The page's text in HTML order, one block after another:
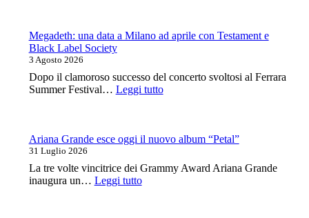
canzone
italiana
al
a
Megadeth: una data a Milano ad aprile con Testament e
Black Label Society
3 Agosto 2026
Dopo il clamoroso successo del concerto svoltosi al Ferrara
Summer Festival… Leggi tutto:
a
aprile
Ariana Grande esce oggi il nuovo album “Petal”
31 Luglio 2026
La tre volte vincitrice dei Grammy Award Ariana Grande
inaugura un… Leggi tutto: